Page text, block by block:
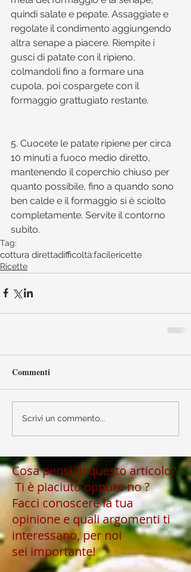
quindi salate e pepate. Assaggiate e
regolate il condimento aggiungendo
altra senape a piacere. Riempite i
gusci di patate con il ripieno,
colmandoli fino a formare una
cupola, poi cospargete con il
formaggio grattugiato restante.
5. Cuocete le patate ripiene per circa
10 minuti a fuoco medio diretto,
mantenendo il coperchio chiuso per
quanto possibile, fino a quando sono
ben calde e il formaggio si è sciolto
completamente. Servite il contorno
subito.
Tag:
cottura direttadifficoltà:facilericette
Ricette
Commenti
Scrivi un commento...
Cosa pensi di questo articolo?
Ti è piaciuto oppure no ?
Facci conoscere la tua
opinione e quali argomenti ti
interessano, per noi
sei importante!